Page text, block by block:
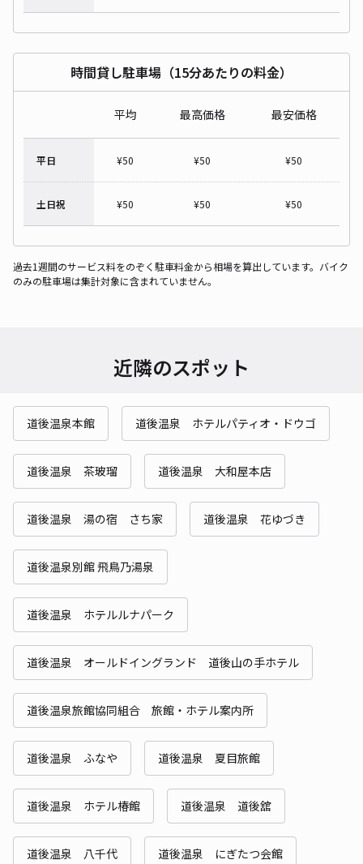
時間貸し駐車場（15分あたりの料金）
平均 最高価格 最安価格
平日 ¥50 ¥50 ¥50
土日祝 ¥50 ¥50 ¥50
過去1週間のサービス料をのぞく駐車料金から相場を算出しています。バイク
のみの駐車場は集計対象に含まれていません。
近隣のスポット
道後温泉本館 道後温泉 ホテルパティオ・ドウゴ
道後温泉 茶玻瑠 道後温泉 大和屋本店
道後温泉 湯の宿 さち家 道後温泉 花ゆづき
道後温泉別館 飛鳥乃湯泉
道後温泉 ホテルルナパーク
道後温泉 オールドイングランド 道後山の手ホテル
道後温泉旅館協同組合 旅館・ホテル案内所
道後温泉 ふなや 道後温泉 夏目旅館
道後温泉 ホテル椿館 道後温泉 道後舘
道後温泉 八千代 道後温泉 にぎたつ会館